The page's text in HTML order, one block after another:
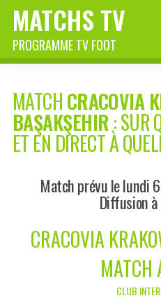
MATCHS TV
PROGRAMME TV FOOT
MATCHCRACOVIA
BAŞAKŞEHIR: SUR
ET EN DIRECT À
Match prévu le lundi
Diffusion
CRACOVIA
MATCH
CLUB